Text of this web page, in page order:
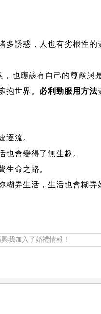
誘惑，人也有劣根性的
也應該有自己的尊嚴與
世界。 必利勁服用方法
流。
會變得了無生趣。
命之路。
弄生活，生活也會糊弄
我加入了婚禮情報！